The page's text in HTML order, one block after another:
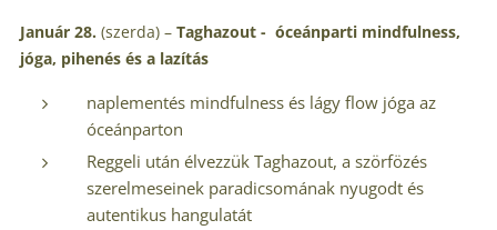
Január 28. (szerda) – Taghazout - óceánparti mindfulness,
jóga, pihenés és a lazítás
naplementés mindfulness és lágy flow jóga az
óceánparton
Reggeli után élvezzük Taghazout, a szörfözés
szerelmeseinek paradicsomának nyugodt és
autentikus hangulatát